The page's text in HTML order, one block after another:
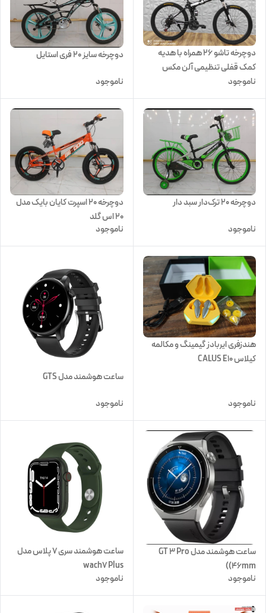
دوچرخه تاشو 26 همراه با هدیه
کمک قفلی تنظیمی آلن مکس
ناموجود
دوچرخه سایز 20 فری استایل
ناموجود
دوچرخه 20 ترک‌دار سبد دار
ناموجود
دوچرخه 20 اسپرت کایان بایک مدل
20 اس گلد
ناموجود
هندزفری ایربادز گیمینگ و مکالمه
کیلاس CALUS E10
ناموجود
ساعت هوشمند مدل GTS
ناموجود
ساعت هوشمند مدل GT 3 Pro
(46mm)
ناموجود
ساعت هوشمند سری 7 پلاس مدل
wach7 Plus
ناموجود